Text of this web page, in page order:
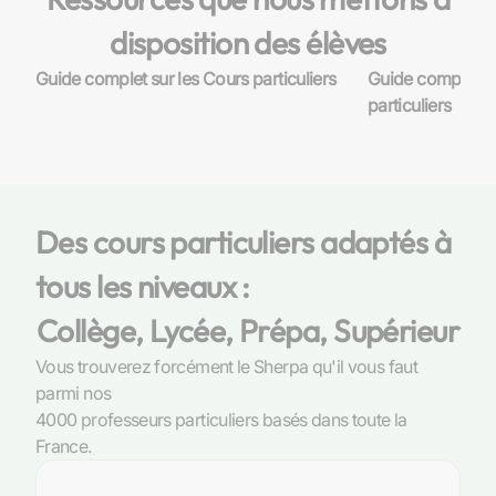
disposition des élèves
Guide complet sur les Cours particuliers
Guide complet
particuliers
Des cours particuliers adaptés à
tous les niveaux :
Collège, Lycée, Prépa, Supérieur
Vous trouverez forcément le Sherpa qu'il vous faut
parmi nos
4000 professeurs particuliers basés dans toute la
France.